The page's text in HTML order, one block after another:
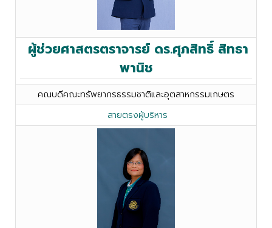
ผู้ช่วยศาสตรตราจารย์ ดร.ศุภสิทธิ์ สิทธา
พานิช
คณบดีคณะทรัพยากรธรรมชาติและอุตสาหกรรมเกษตร
สายตรงผู้บริหาร